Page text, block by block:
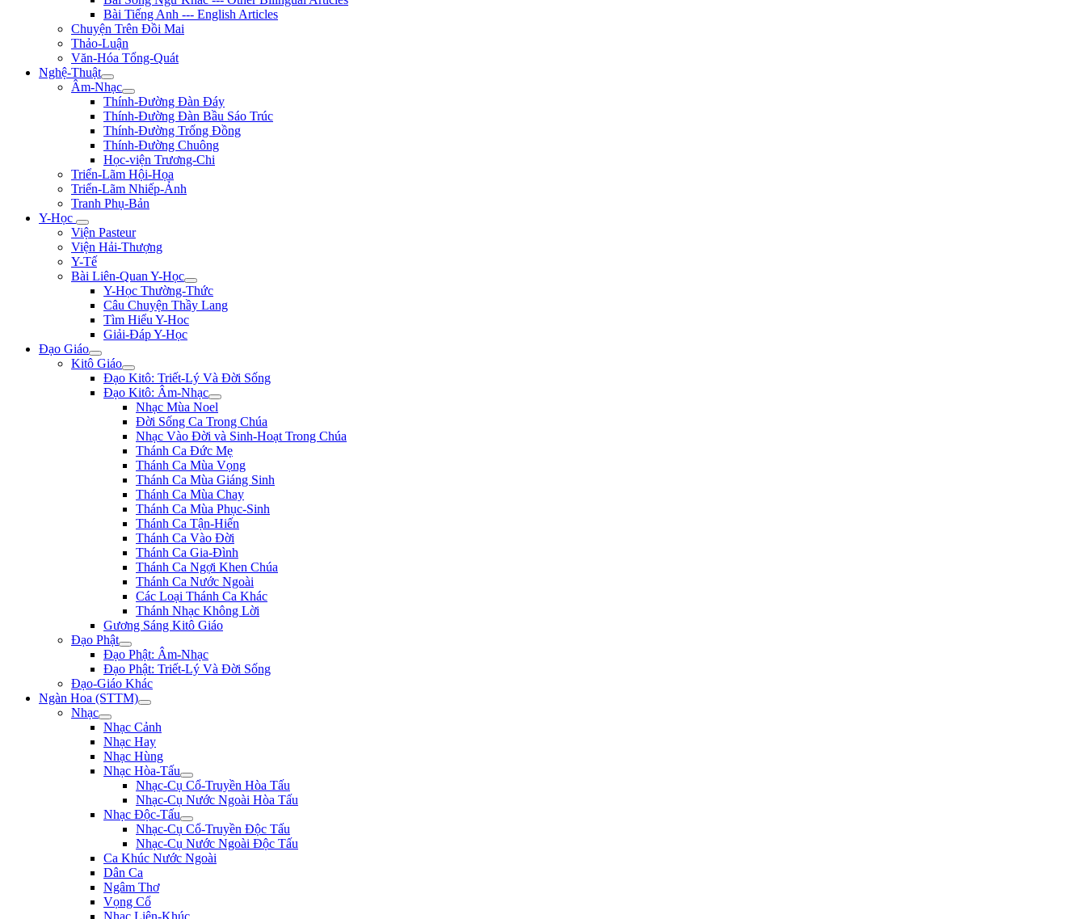
Bài Tiếng Anh --- English Articles
Chuyện Trên Đồi Mai
Thảo-Luận
Văn-Hóa Tổng-Quát
Nghệ-Thuật
Âm-Nhạc
Thính-Đường Đàn Đáy
Thính-Đường Đàn Bầu Sáo Trúc
Thính-Đường Trống Đồng
Thính-Đường Chuông
Học-viện Trương-Chi
Triển-Lãm Hội-Họa
Triển-Lãm Nhiếp-Ảnh
Tranh Phụ-Bản
Y-Học
Viện Pasteur
Viện Hải-Thượng
Y-Tế
Bài Liên-Quan Y-Học
Y-Học Thường-Thức
Câu Chuyện Thầy Lang
Tìm Hiểu Y-Hoc
Giải-Đáp Y-Học
Đạo Giáo
Kitô Giáo
Đạo Kitô: Triết-Lý Và Đời Sống
Đạo Kitô: Âm-Nhạc
Nhạc Mùa Noel
Đời Sống Ca Trong Chúa
Nhạc Vào Đời và Sinh-Hoạt Trong Chúa
Thánh Ca Đức Mẹ
Thánh Ca Mùa Vọng
Thánh Ca Mùa Giáng Sinh
Thánh Ca Mùa Chay
Thánh Ca Mùa Phục-Sinh
Thánh Ca Tận-Hiến
Thánh Ca Vào Đời
Thánh Ca Gia-Đình
Thánh Ca Ngợi Khen Chúa
Thánh Ca Nước Ngoài
Các Loại Thánh Ca Khác
Thánh Nhạc Không Lời
Gương Sáng Kitô Giáo
Đạo Phật
Đạo Phật: Âm-Nhạc
Đạo Phật: Triết-Lý Và Đời Sống
Đạo-Giáo Khác
Ngàn Hoa (STTM)
Nhạc
Nhạc Cảnh
Nhạc Hay
Nhạc Hùng
Nhạc Hòa-Tấu
Nhạc-Cụ Cổ-Truyền Hòa Tấu
Nhạc-Cụ Nước Ngoài Hòa Tấu
Nhạc Độc-Tấu
Nhạc-Cụ Cổ-Truyền Độc Tấu
Nhạc-Cụ Nước Ngoài Độc Tấu
Ca Khúc Nước Ngoài
Dân Ca
Ngâm Thơ
Vọng Cổ
Nhạc Liên-Khúc